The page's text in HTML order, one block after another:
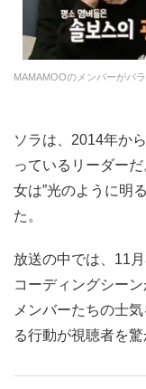
MAMAMOOのメンバーがバ
ソラは、2014年か
っているリーダー
女は”光のように明
た。
放送の中では、11
コーディングシー
メンバーたちの士
る行動が視聴者を驚